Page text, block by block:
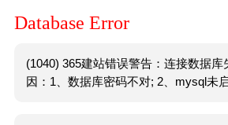
Database Error
(1040) 365建站错误警告：连接数据库
因：1、数据库密码不对; 2、mysql未启